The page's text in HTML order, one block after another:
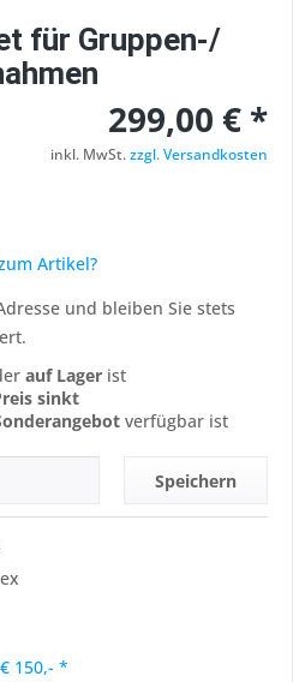
für Gruppen-/
299,00 € *
inkl. MwSt.zzgl. Versandkosten
Artikel?
und bleiben Sie stets
auf Lager ist
sinkt
verfügbar ist
Speichern
150,- *